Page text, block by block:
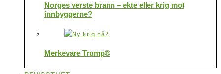
Norges verste brann – ekte eller krig mot
innbyggerne?
Merkevare Trump®